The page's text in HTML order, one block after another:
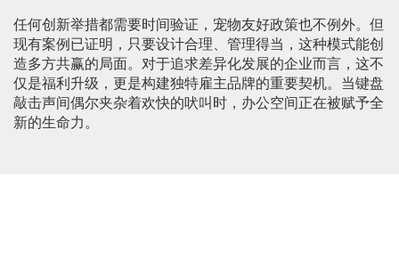
任何创新举措都需要时间验证，宠物友好政策也不例外。但
现有案例已证明，只要设计合理、管理得当，这种模式能创
造多方共赢的局面。对于追求差异化发展的企业而言，这不
仅是福利升级，更是构建独特雇主品牌的重要契机。当键盘
敲击声间偶尔夹杂着欢快的吠叫时，办公空间正在被赋予全
新的生命力。